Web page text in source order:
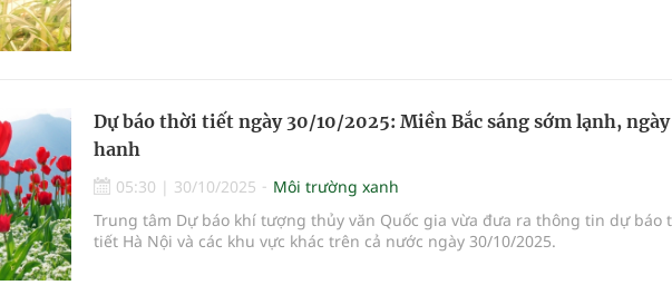
Dự báo thời tiết ngày 30/10/2025: Miền Bắc sáng sớm lạnh,
hanh
05:30 | 30/10/2025
Môi trường xanh
Trung tâm Dự báo khí tượng thủy văn Quốc gia vừa đưa ra thông tin dự báo
tiết Hà Nội và các khu vực khác trên cả nước ngày 30/10/2025.